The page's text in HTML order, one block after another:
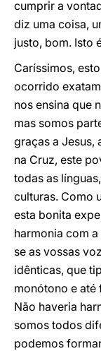
cumprir a
diz uma coisa,
justo, bom. Isto
Caríssimos,
ocorrido
nos ensina que
mas somos
graças a Jesus,
na Cruz, este
todas as
culturas. Como
esta bonita
harmonia com
se as vossas
idênticas, que
monótono e até
Não haveria
somos todos
podemos